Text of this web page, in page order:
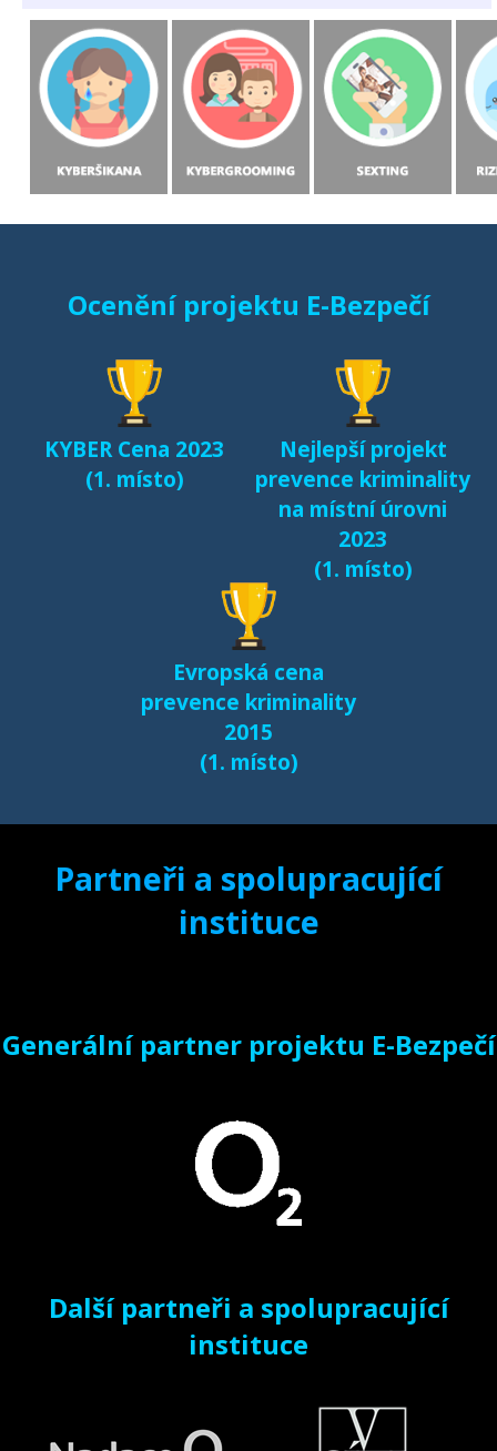
Ocenění projektu E-Bezpečí
KYBER Cena 2023
(1. místo)
Nejlepší projekt
prevence kriminality
na místní úrovni
2023
(1. místo)
Evropská cena
prevence kriminality
2015
(1. místo)
Partneři a spolupracující
instituce
Generální partner projektu E-Bezpečí
Další partneři a spolupracující
instituce